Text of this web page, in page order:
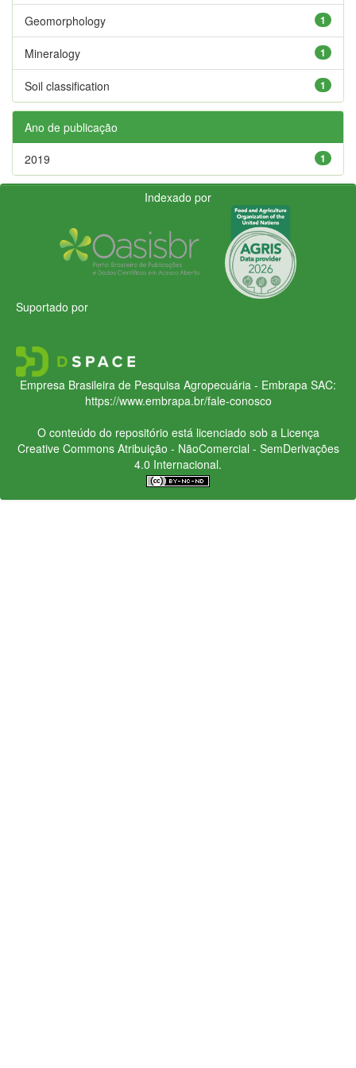
1
Geomorphology
1
Mineralogy
1
Soil classification
Ano de publicação
1
2019
Indexado por
Suportado por
Empresa Brasileira de Pesquisa Agropecuária - Embrapa SAC:
https://www.embrapa.br/fale-conosco
O conteúdo do repositório está licenciado sob a Licença
Creative CommonsAtribuição - NãoComercial - SemDerivações
4.0 Internacional.